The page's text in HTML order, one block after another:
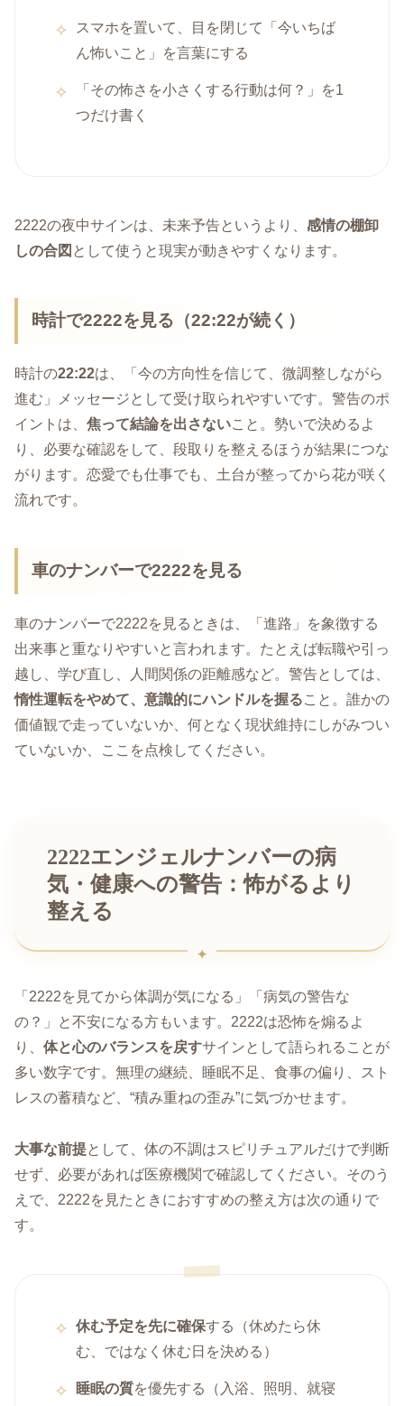
スマホを置いて、目を閉じて「今いちば
ん怖いこと」を言葉にする
「その怖さを小さくする行動は何？」を1
つだけ書く
2222の夜中サインは、未来予告というより、 感情の棚卸
しの合図 として使うと現実が動きやすくなります。
時計で2222を見る（22:22が続く）
時計の22:22は、「今の方向性を信じて、微調整しながら
進む」メッセージとして受け取られやすいです。警告のポ
イントは、 焦って結論を出さないこと。勢いで決めるよ
り、必要な確認をして、段取りを整えるほうが結果につな
がります。恋愛でも仕事でも、土台が整ってから花が咲く
流れです。
車のナンバーで2222を見る
車のナンバーで2222を見るときは、「進路」を象徴する
出来事と重なりやすいと言われます。たとえば転職や引っ
越し、学び直し、人間関係の距離感など。警告としては、
惰性運転をやめて、意識的にハンドルを握ること。誰かの
価値観で走っていないか、何となく現状維持にしがみつい
ていないか、ここを点検してください。
2222エンジェルナンバーの病
気・健康への警告：怖がるより
整える
「2222を見てから体調が気になる」「病気の警告な
の？」と不安になる方もいます。2222は恐怖を煽るよ
り、 体と心のバランスを戻すサインとして語られることが
多い数字です。無理の継続、睡眠不足、食事の偏り、スト
レスの蓄積など、“積み重ねの歪み”に気づかせます。
大事な前提として、体の不調はスピリチュアルだけで判断
せず、必要があれば医療機関で確認してください。そのう
えで、2222を見たときにおすすめの整え方は次の通りで
す。
休む予定を先に確保する（休めたら休
む、ではなく休む日を決める）
睡眠の質を優先する（入浴、照明、就寝